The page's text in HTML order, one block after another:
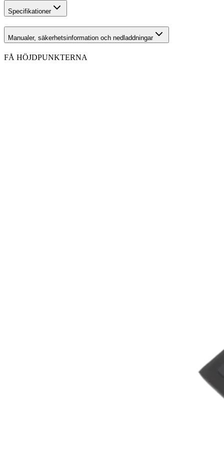
Specifikationer
Manualer, säkerhetsinformation och nedladdningar
FÅ HÖJDPUNKTERNA